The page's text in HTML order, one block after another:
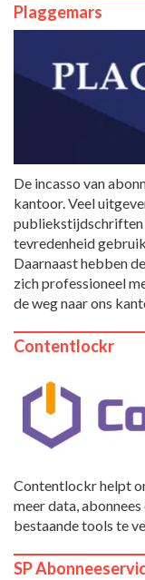
Plaggemars
De incasso van
kantoor. Veel
publiekstijdschriften
tevredenheid
Daarnaast hebben
zich professioneel
de weg naar ons
Contentlockr
Contentlockr helpt
meer data,
bestaande tools te
SP